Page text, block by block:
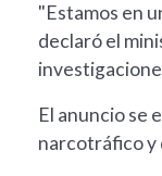
"Estamos en
declaró el
El anuncio se
narcotráfico y